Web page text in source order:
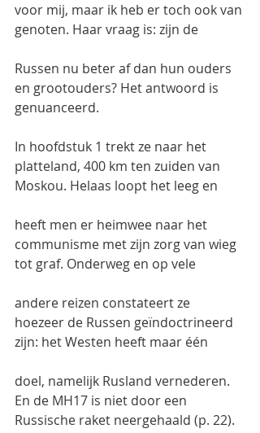
voor mij, maar ik heb er toch ook van
genoten. Haar vraag is: zijn de
Russen nu beter af dan hun ouders
en grootouders? Het antwoord is
genuanceerd.
In hoofdstuk 1 trekt ze naar het
platteland, 400 km ten zuiden van
Moskou. Helaas loopt het leeg en
heeft men er heimwee naar het
communisme met zijn zorg van wieg
tot graf. Onderweg en op vele
andere reizen constateert ze
hoezeer de Russen geïndoctrineerd
zijn: het Westen heeft maar één
doel, namelijk Rusland vernederen.
En de MH17 is niet door een
Russische raket neergehaald (p. 22).